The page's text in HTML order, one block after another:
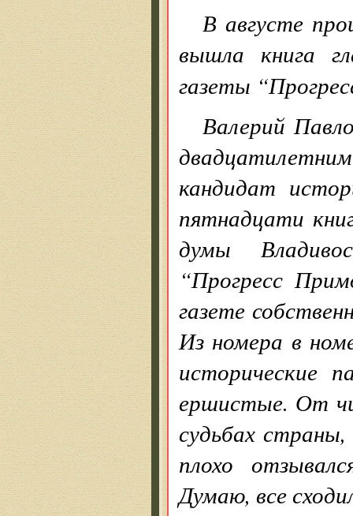
В августе
вышла книга
газеты
Валерий
кандидат
пятнадцати
думы
“Прогресс
газете
Из номера в
исторические
ершистые. От
судьбах
плохо
Думаю, все